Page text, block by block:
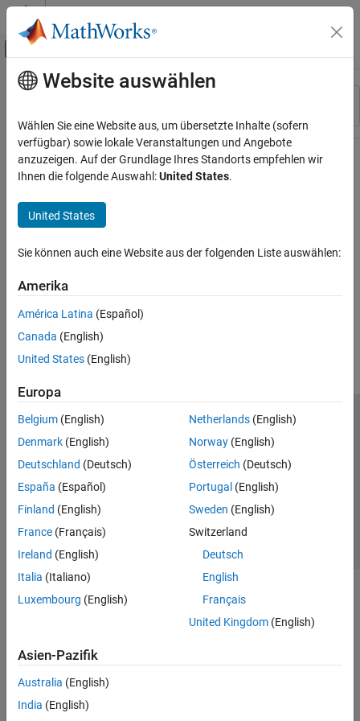
Weiter zum Inhalt
Umschaltung für Off-Canvas-
Ressource
Hauptinhalt
Website auswählen
Wählen Sie eine Website aus, um übersetzte Inhalte (sofern
verfügbar) sowie lokale Veranstaltungen und Angebote
anzuzeigen. Auf der Grundlage Ihres Standorts empfehlen wir
Ihnen die folgende Auswahl:United States.
United States
Sie können auch eine Website aus der folgenden Liste auswählen:
Amerika
América Latina (Español)
Canada (English)
United States (English)
Europa
Belgium (English)
Denmark (English)
Deutschland (Deutsch)
España (Español)
Finland (English)
France (Français)
Ireland (English)
Italia (Italiano)
Luxembourg (English)
Netherlands(English)
Norway(English)
Österreich (Deutsch)
Portugal (English)
Sweden (English)
Switzerland
Deutsch
English
Français
United Kingdom(English)
Asien-Pazifik
Australia (English)
India (English)
Trust Center
Datenschutz-Richtlinien
Datendiebstahl verhindern
Status von Anwendungen
© 1994-2026 The MathWorks, Inc.
Website auswählen
Deutschland